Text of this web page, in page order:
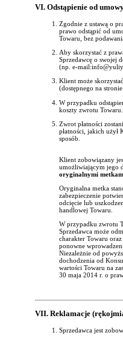
VI. Odstąpienie od
Zgodnie z ustawą o
prawo odstąpić od
Towaru, bez
Aby skorzystać z
Sprzedawcę o swojej
(np. e-
Klient może
(dostępnego na
W przypadku
koszty zwrotu Towaru.
Zwrot płatności
płatności, jakich
sposób.
Klient zobowiązany
umożliwiającym jego
oryginalnymi
Oryginalna metka
zabezpieczenie
odcięcie lub
handlowej Towaru.
W przypadku zwrotu
Sprzedawca może
charakter Towaru
ponowne
Niezależnie od
dochodzenia od
wartości Towaru na
30 maja 2014 r. o
VII. Reklamacje
Sprzedawca jest